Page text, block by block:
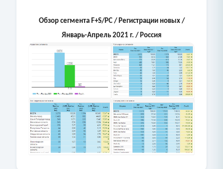
Обзор сегмента F+S/РС / Регистрации новых /
Январь-Апрель 2021 г. / Россия